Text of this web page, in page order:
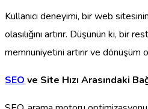
Kullanıcı deneyimi, bir web
olasılığını artırır. Düşünün ki,
memnuniyetini artırır ve dönüşüm
SEO ve Site Hızı Arasındaki